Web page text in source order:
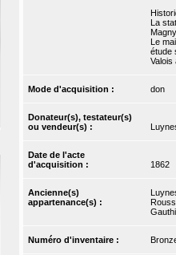
La
Le
étude
Valois
Mode d'acquisition : don
Donateur(s), testateur(s)
ou vendeur(s) :
Date de l'acte
d'acquisition :
1862
Ancienne(s)
appartenance(s) :
Numéro d'inventaire :